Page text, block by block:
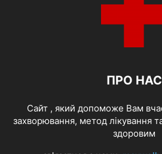
ПРО НАС
Cайт , який допоможе Вам
захворювання, метод лікування
здоровим